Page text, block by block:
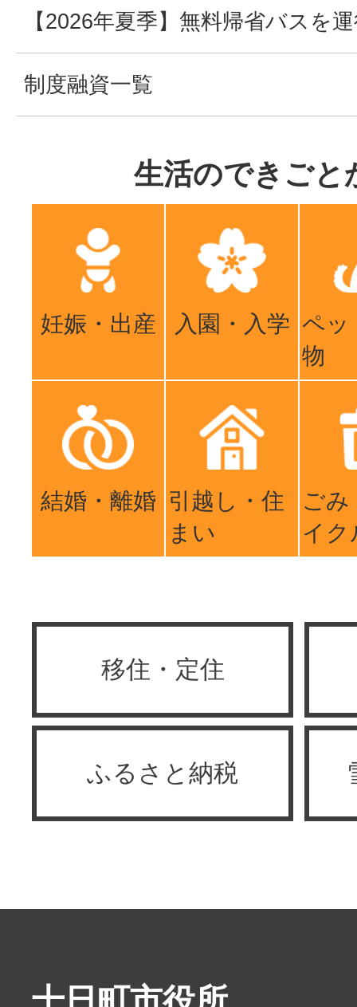
【2026年夏季】無料帰省バスを
制度融資一覧
生活のできごと
妊娠・出産 入園・入学 ペッ
物
結婚・離婚 引越し・住
まい
ごみ
イク
移住・定住
ふるさと納税